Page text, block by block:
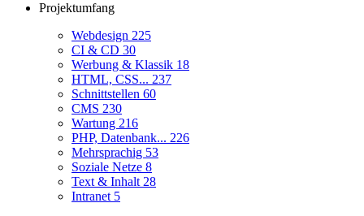
Projektumfang
Webdesign 225
CI & CD 30
Werbung & Klassik 18
HTML, CSS... 237
Schnittstellen 60
CMS 230
Wartung 216
PHP, Datenbank... 226
Mehrsprachig 53
Soziale Netze 8
Text & Inhalt 28
Intranet 5